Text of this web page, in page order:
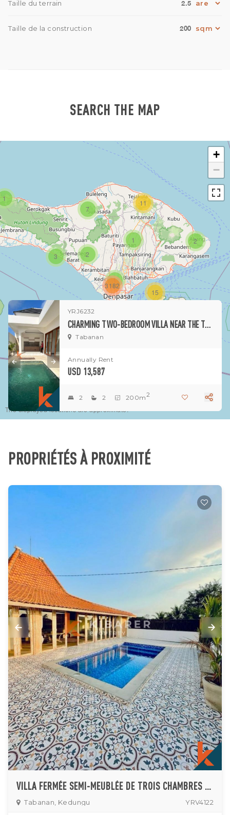
Taille du terrain 2.5
Taille de la construction 200
SEARCH THE MAP
1
1
1
3
7
2
15
11
3182
2
+
−
The displayed locations are approximate.
YRJ6232
CHARMING TWO-BEDROOM VILLA NEAR THE TABANAN BEACH
Tabanan
Annually Rent
USD 13,587
2 2 200m2
PROPRIÉTÉS À PROXIMITÉ
VILLA FERMÉE SEMI-MEUBLÉE DE TROIS CHAMBRES AVEC VUE SUR L'OCÉAN ET LES RIZIÈRES À KEDUNGU
Tabanan, Kedungu YRV4122